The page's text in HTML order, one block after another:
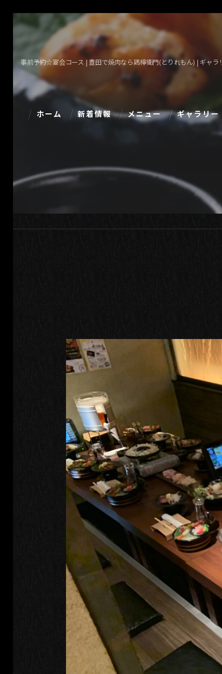
事前予約☆宴会コース | 豊田で焼肉なら鶏檸衛門(とりれもん) | ギャラ
ホーム 新着情報 メニュー ギャラリー